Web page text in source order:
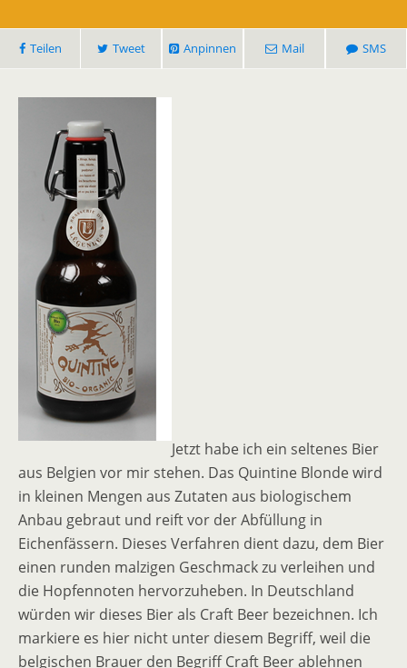
Teilen Tweet Anpinnen Mail SMS
Jetzt habe ich ein seltenes Bier
aus Belgien vor mir stehen. Das Quintine Blonde wird
in kleinen Mengen aus Zutaten aus biologischem
Anbau gebraut und reift vor der Abfüllung in
Eichenfässern. Dieses Verfahren dient dazu, dem Bier
einen runden malzigen Geschmack zu verleihen und
die Hopfennoten hervorzuheben. In Deutschland
würden wir dieses Bier als Craft Beer bezeichnen. Ich
markiere es hier nicht unter diesem Begriff, weil die
belgischen Brauer den Begriff Craft Beer ablehnen